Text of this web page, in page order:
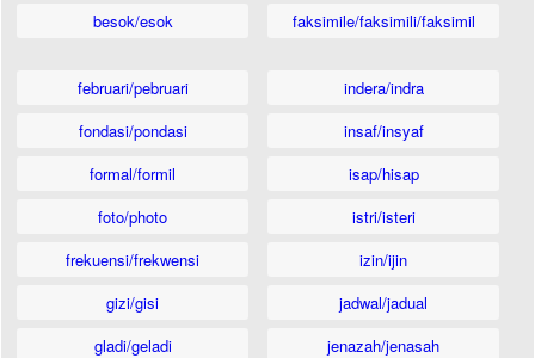
besok/esok
faksimile/faksimili/faksimil
februari/pebruari
fondasi/pondasi
formal/formil
foto/photo
frekuensi/frekwensi
gizi/gisi
gladi/geladi
indera/indra
insaf/insyaf
isap/hisap
istri/isteri
izin/ijin
jadwal/jadual
jenazah/jenasah